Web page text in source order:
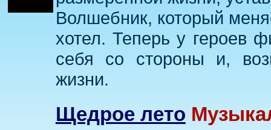
Волшебник, который
хотел. Теперь у героев
себя со стороны и,
жизни.
Щедрое лето